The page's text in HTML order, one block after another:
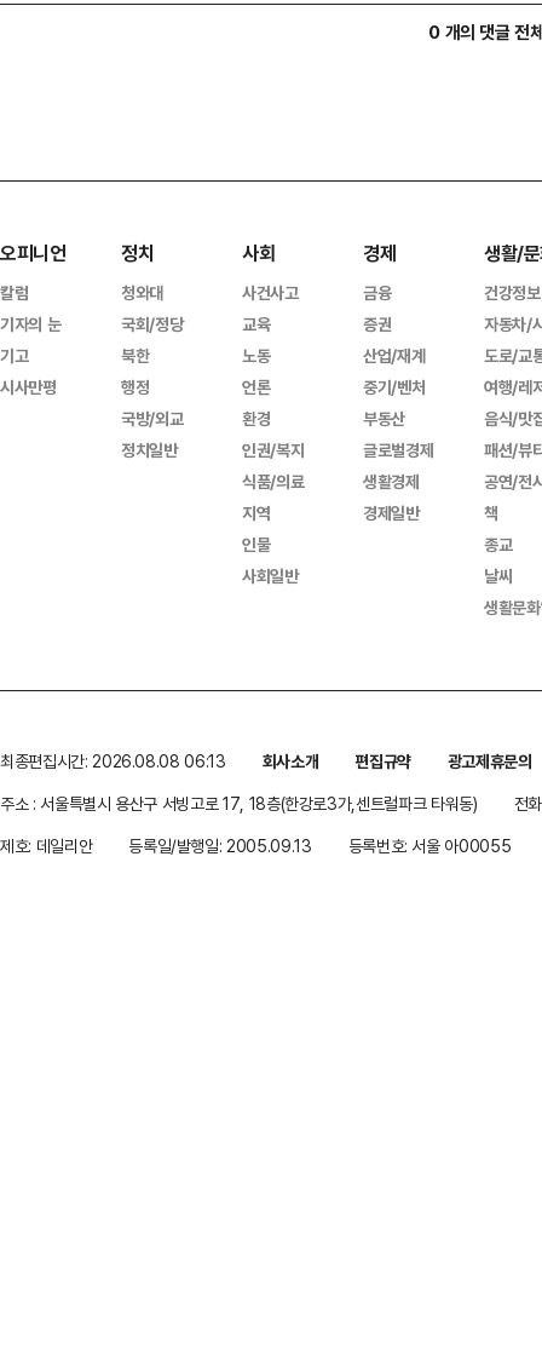
0 개의 댓글 전
오피니언
칼럼
기자의 눈
기고
시사만평
정치
청와대
국회/정당
북한
행정
국방/외교
정치일반
사회
사건사고
교육
노동
언론
환경
인권/복지
식품/의료
지역
인물
사회일반
경제
금융
증권
산업/재계
중기/벤처
부동산
글로벌경제
생활경제
경제일반
생활/
건강정보
자동차/
도로/교
여행/레
음식/맛
패션/뷰
공연/전
책
종교
날씨
생활문
최종편집시간: 2026.08.08 06:13 회사소개 편집규약
광고제휴문의
주소 : 서울특별시 용산구 서빙고로 17, 18층(한강로3가,센트럴파크 타워동)
전
제호: 데일리안
등록일/발행일: 2005.09.13 등록번호: 서울 아00055